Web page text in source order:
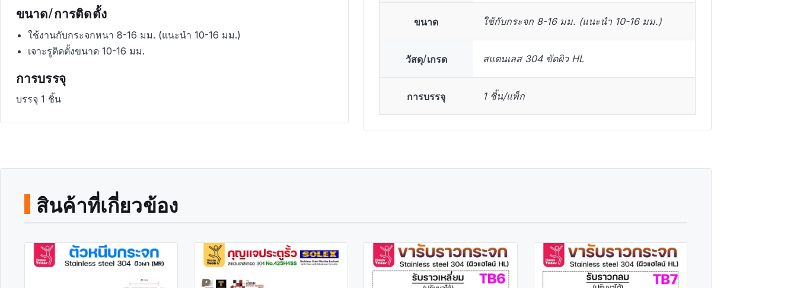
ขนาด/การติดตั้ง
ใช้งานกับกระจกหนา 8-16 มม. (แนะนำ 10-16 มม.)
เจาะรูติดตั้งขนาด 10-16 มม.
การบรรจุ
บรรจุ 1 ชิ้น
ขนาด ใช้กับกระจก 8-16 มม. (แนะนำ 10-16 มม.)
วัสดุ/เกรด สแตนเลส 304 ขัดผิว HL
การบรรจุ 1 ชิ้น/แพ็ก
สินค้าที่เกี่ยวข้อง